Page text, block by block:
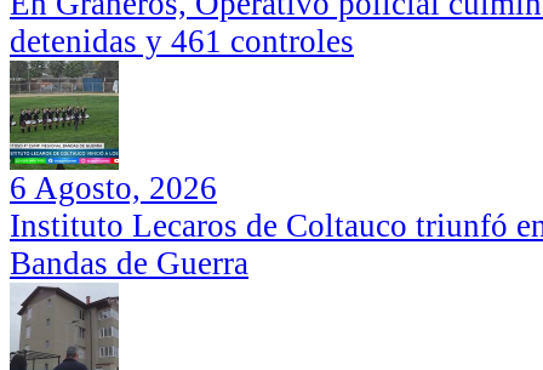
detenidas y 461 controles
6 Agosto, 2026
Instituto Lecaros de Coltauco triunfó
Bandas de Guerra